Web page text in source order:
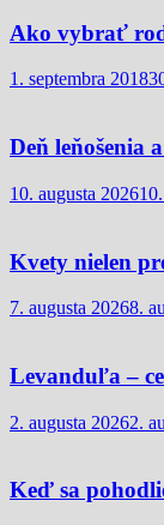
Ako vybrať
1. septembra 2018
Deň leňošenia
10. augusta 2026
Kvety nielen
7. augusta 20268.
Levanduľa –
2. augusta 20262.
Keď sa